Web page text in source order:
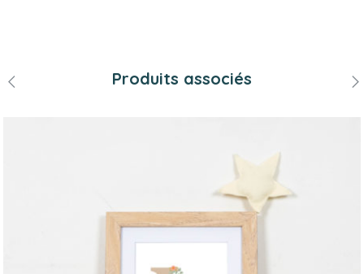
Produits associés